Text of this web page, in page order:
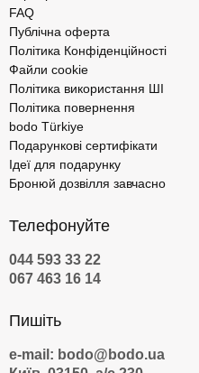
FAQ
Публічна оферта
Політика Конфіденційності
Файли cookie
Політика використання ШІ
Політика повернення
bodo Türkiye
Подарункові сертифікати
Ідеї для подарунку
Бронюй дозвілля завчасно
Телефонуйте
044 593 33 22
067 463 16 14
Пишіть
e-mail: bodo@bodo.ua